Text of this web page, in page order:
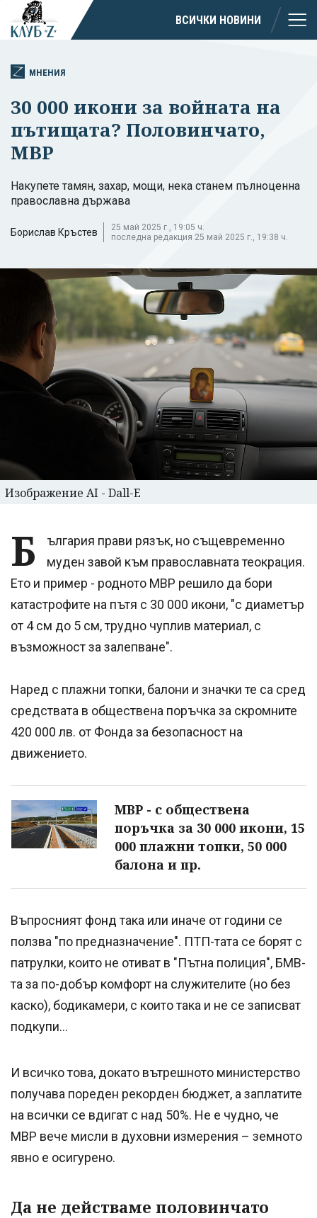
ВСИЧКИ НОВИНИ
МНЕНИЯ
30 000 икони за войната на
пътищата? Половинчато,
МВР
Накупете тамян, захар, мощи, нека станем пълноценна
православна държава
Борислав Кръстев
25 май 2025 г., 19:05 ч.
последна редакция 25 май 2025 г., 19:38 ч.
Изображение AI - Dall-E
Б
ългария прави рязък, но същевременно
муден завой към православната теокрация.
Ето и пример - родното МВР решило да бори
катастрофите на пътя с 30 000 икони, "с диаметър
от 4 см до 5 см, трудно чуплив материал, с
възможност за залепване".
Наред с плажни топки, балони и значки те са сред
средствата в обществена поръчка за скромните
420 000 лв. от Фонда за безопасност на
движението.
МВР - с обществена
поръчка за 30 000 икони, 15
000 плажни топки, 50 000
балона и пр.
Въпросният фонд така или иначе от години се
ползва "по предназначение". ПТП-тата се борят с
патрулки, които не отиват в "Пътна полиция", БМВ-
та за по-добър комфорт на служителите (но без
каско), бодикамери, с които така и не се записват
подкупи...
И всичко това, докато вътрешното министерство
получава пореден рекорден бюджет, а заплатите
на всички се вдигат с над 50%. Не е чудно, че
МВР вече мисли в духовни измерения – земното
явно е осигурено.
Да не действаме половинчато